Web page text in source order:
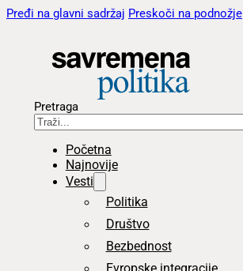
Pređi na glavni sadržaj Preskoči na podnožje
Pretraga
Početna
Najnovije
Vesti
Politika
Društvo
Bezbednost